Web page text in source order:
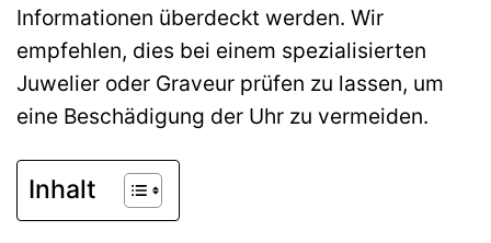
Informationen überdeckt werden. Wir
empfehlen, dies bei einem spezialisierten
Juwelier oder Graveur prüfen zu lassen, um
eine Beschädigung der Uhr zu vermeiden.
Inhalt